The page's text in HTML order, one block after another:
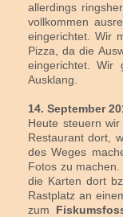
allerdings
vollkommen
eingerichtet. Wir
Pizza, da die
eingerichtet. Wir
Ausklang.
14. September
Heute steuern
Restaurant dort,
des Weges
Fotos zu
die Karten dort
Rastplatz an
zum